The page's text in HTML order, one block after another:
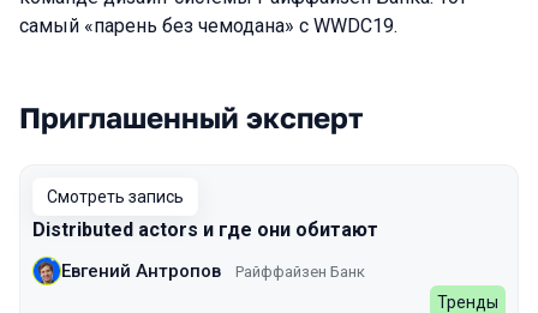
самый «парень без чемодана» с WWDC19.
Выступления в сезоне 2022 Autumn
Приглашенный эксперт
Смотреть запись
Distributed actors и где они обитают
Евгений Антропов Райффайзен Банк
Тренды